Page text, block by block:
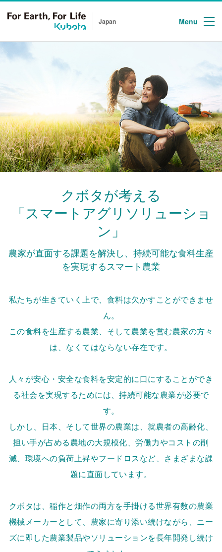
Japan Menu
クボタが考える
「スマートアグリソリューショ
ン」
農家が直面する課題を解決し、持続可能な食料生産
を実現するスマート農業
私たちが生きていく上で、食料は欠かすことができませ
ん。
この食料を生産する農業、そして農業を営む農家の方々
は、なくてはならない存在です。
人々が安心・安全な食料を安定的に口にすることができ
る社会を実現するためには、持続可能な農業が必要で
す。
しかし、日本、そして世界の農業は、就農者の高齢化、
担い手が占める農地の大規模化、労働力やコストの削
減、環境への負荷上昇やフードロスなど、さまざまな課
題に直面しています。
クボタは、稲作と畑作の両方を手掛ける世界有数の農業
機械メーカーとして、農家に寄り添い続けながら、ニー
ズに即した農業製品やソリューションを長年開発し続け